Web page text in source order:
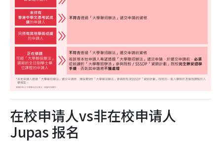
在校申请人vs非在校申请人
Jupas 报名